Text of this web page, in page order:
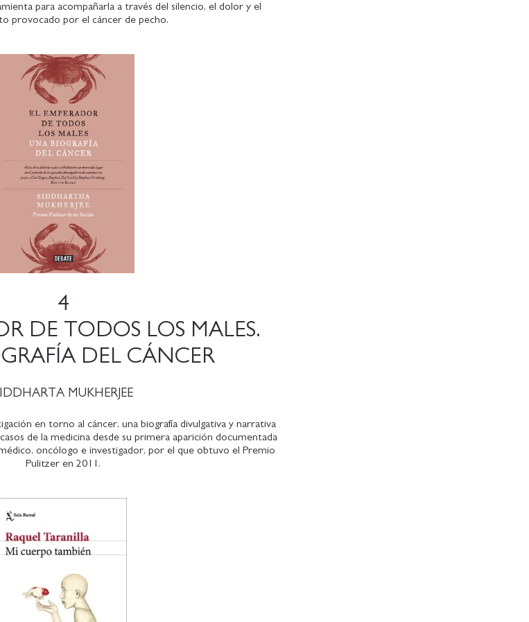
para acompañarla a través del silencio, el dolor y el
provocado por el cáncer de pecho.
4
DE TODOS LOS MALES.
DEL CÁNCER
MUKHERJEE
en torno al cáncer, una biografía divulgativa y narrativa
de la medicina desde su primera aparición documentada
oncólogo e investigador, por el que obtuvo el Premio
Pulitzer en 2011.